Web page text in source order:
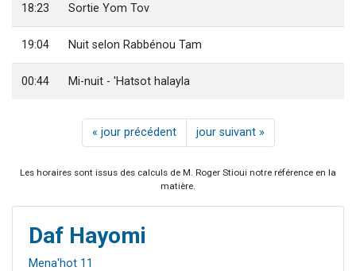
18:23 Sortie Yom Tov
19:04 Nuit selon Rabbénou Tam
00:44 Mi-nuit - 'Hatsot halayla
« jour précédent jour suivant »
Les horaires sont issus des calculs de M. Roger Stioui notre référence en la
matière.
Daf Hayomi
Mena'hot 11